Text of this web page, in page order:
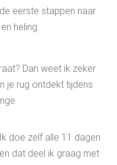
eerste stappen naar
heling.
Dan weet ik zeker
je rug ontdekt tijdens
doe zelf alle 11 dagen
dat deel ik graag met